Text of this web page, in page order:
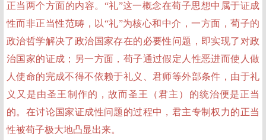
正当两个方面的内容。“礼”这一概念在荀子思想中属于证成
性而非正当性范畴，以“礼”为核心和中介，一方面，荀子的
政治哲学解决了政治国家存在的必要性问题，即实现了对政
治国家的证成；另一方面，荀子通过假定人性恶进而使人做
人使命的完成不得不依赖于礼义、君师等外部条件，由于礼
义又是由圣王制作的，故而圣王（君主）的统治便是正当
的。在讨论国家证成性问题的过程中，君主专制权力的正当
性被荀子极大地凸显出来。